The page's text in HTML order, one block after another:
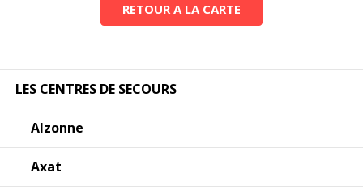
RETOUR A LA CARTE
LES CENTRES DE SECOURS
Alzonne
Axat